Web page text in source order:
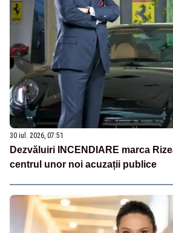
30 iul. 2026, 07:51
Dezvăluiri INCENDIARE marca
centrul unor noi acuzații publice